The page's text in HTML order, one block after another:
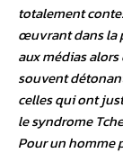
totalement
œuvrant dans la
aux médias
souvent
celles qui ont
le syndrome
Pour un homme